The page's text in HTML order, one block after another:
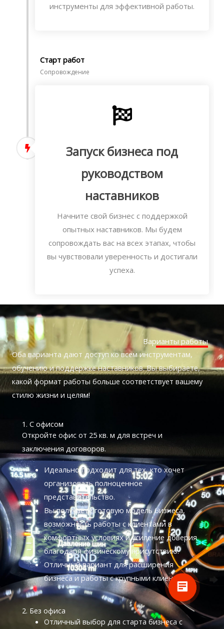
Алексей
Здравствуйте! Готов помочь
вам. Напишите мне, если у
вас появятся вопросы.
инструменты для эффективной работы.
Старт работ
Сопровождение
Запуск бизнеса под
руководством
наставников
Начните свой бизнес с поддержкой
опытных наставников. Мы будем
сопровождать вас на всех этапах, чтобы
вы чувствовали уверенность и достигали
успеха.
Варианты работы
Оба варианта дают доступ ко всем инструментам,
обучению и поддержке наставников. Вы выбираете,
какой формат работы больше соответствует вашему
стилю жизни и целям!
1. С офисом
Откройте офис от 25 кв. м для встреч и
заключения договоров.
Идеально подходит для тех, кто хочет
организовать полноценное
представительство.
Вы получаете готовую модель бизнеса,
возможность работы с клиентами в
комфортных условиях и усиление доверия
благодаря физическому присутствию.
Отличный вариант для расширения
бизнеса и работы с крупными клиентами.
2. Без офиса
Отличный выбор для старта бизнеса с